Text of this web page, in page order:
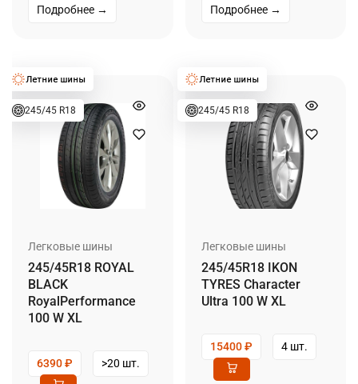
Подробнее → Подробнее →
245/45 R18
Легковые шины
245/45R18 ROYAL
BLACK
RoyalPerformance
100 W XL
6390₽ >20 шт.
245/45 R18
Легковые шины
245/45R18 IKON
TYRES Character
Ultra 100 W XL
15400₽ 4 шт.